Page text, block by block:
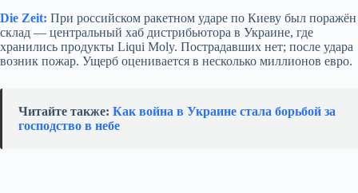
Die Zeit: При российском ракетном ударе по Киеву был поражён
склад — центральный хаб дистрибьютора в Украине, где
хранились продукты Liqui Moly. Пострадавших нет; после удара
возник пожар. Ущерб оценивается в несколько миллионов евро.
Читайте также: Как война в Украине стала борьбой за
господство в небе